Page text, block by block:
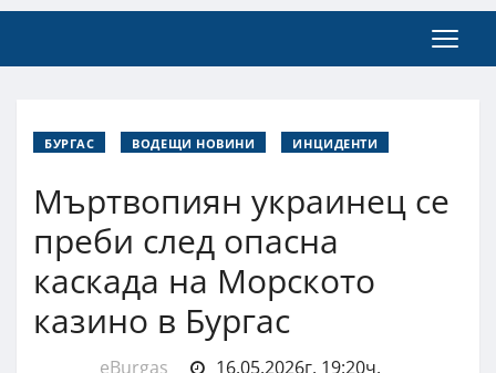
БУРГАС ВОДЕЩИ НОВИНИ ИНЦИДЕНТИ
Мъртвопиян украинец се
преби след опасна
каскада на Морското
казино в Бургас
eBurgas 16.05.2026г. 19:20ч.